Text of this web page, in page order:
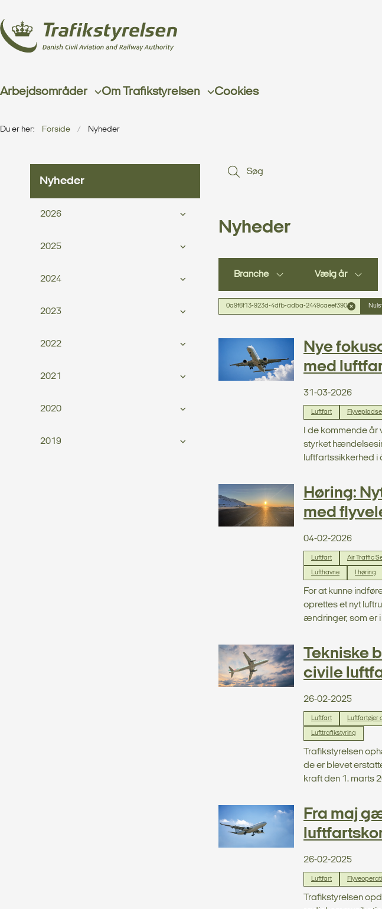
Arbejdsområder Om Trafikstyrelsen Cookies
Du er her: Forside Nyheder
Nyheder
2026
2025
2024
2023
2022
2021
2020
2019
Nyheder
Branche Vælg år
0a9f6f13-923d-4dfb-adba-2449caeef390
Nye
med
31-03-2026
Luftfart
I de kommende
styrket
luftfartssikkerhed i
Høring:
med
04-02-2026
Luftfart Air Traffic
Lufthavne I høring
For at kunne
oprettes et nyt
ændringer, som er i
Tekniske
civile
26-02-2025
Luftfart Luftfartøjer
Lufttrafikstyring
Trafikstyrelsen
de er blevet
kraft den 1. marts
Fra maj
26-02-2025
Luftfart
Trafikstyrelsen